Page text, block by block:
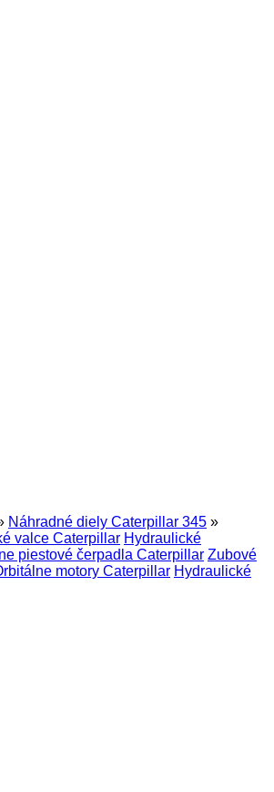
Náhradné diely Caterpillar 345 »
valce Caterpillar Hydraulické
piestové čerpadla Caterpillar Zubové
motory Caterpillar Hydraulické